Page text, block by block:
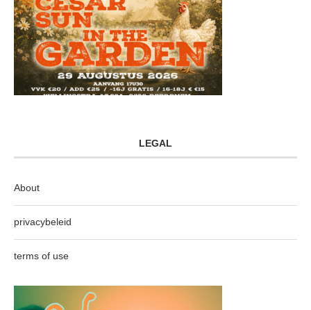
LEGAL
About
privacybeleid
terms of use